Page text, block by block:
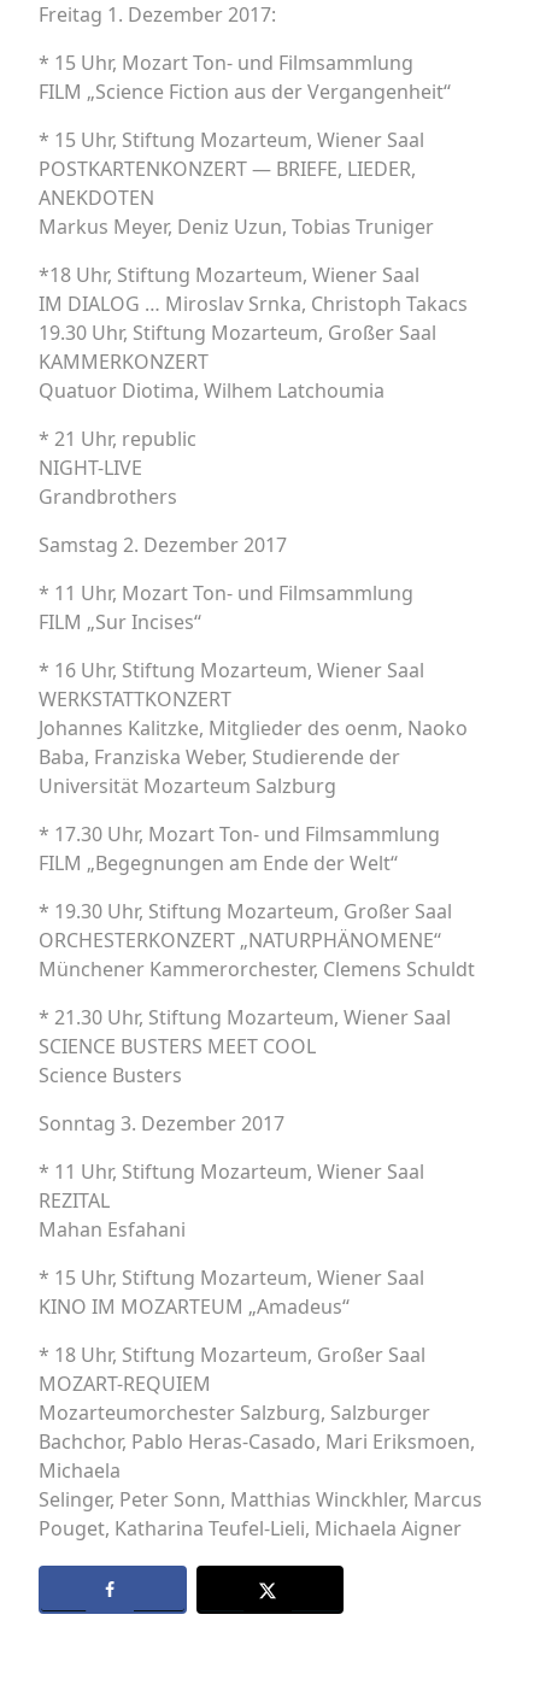
Freitag 1. Dezember 2017:
* 15 Uhr, Mozart Ton- und Filmsammlung
FILM „Science Fiction aus der Vergangenheit‘‘
* 15 Uhr, Stiftung Mozarteum, Wiener Saal
POSTKARTENKONZERT — BRIEFE, LIEDER,
ANEKDOTEN
Markus Meyer, Deniz Uzun, Tobias Truniger
*18 Uhr, Stiftung Mozarteum, Wiener Saal
IM DIALOG … Miroslav Srnka, Christoph Takacs
19.30 Uhr, Stiftung Mozarteum, Großer Saal
KAMMERKONZERT
Quatuor Diotima, Wilhem Latchoumia
* 21 Uhr, republic
NIGHT-LIVE
Grandbrothers
Samstag 2. Dezember 2017
* 11 Uhr, Mozart Ton- und Filmsammlung
FILM „Sur Incises‘‘
* 16 Uhr, Stiftung Mozarteum, Wiener Saal
WERKSTATTKONZERT
Johannes Kalitzke, Mitglieder des oenm, Naoko
Baba, Franziska Weber, Studierende der
Universität Mozarteum Salzburg
* 17.30 Uhr, Mozart Ton- und Filmsammlung
FILM „Begegnungen am Ende der Welt‘‘
* 19.30 Uhr, Stiftung Mozarteum, Großer Saal
ORCHESTERKONZERT „NATURPHÄNOMENE‘‘
Münchener Kammerorchester, Clemens Schuldt
* 21.30 Uhr, Stiftung Mozarteum, Wiener Saal
SCIENCE BUSTERS MEET COOL
Science Busters
Sonntag 3. Dezember 2017
* 11 Uhr, Stiftung Mozarteum, Wiener Saal
REZITAL
Mahan Esfahani
* 15 Uhr, Stiftung Mozarteum, Wiener Saal
KINO IM MOZARTEUM „Amadeus‘‘
* 18 Uhr, Stiftung Mozarteum, Großer Saal
MOZART-REQUIEM
Mozarteumorchester Salzburg, Salzburger
Bachchor, Pablo Heras-Casado, Mari Eriksmoen,
Michaela
Selinger, Peter Sonn, Matthias Winckhler, Marcus
Pouget, Katharina Teufel-Lieli, Michaela Aigner